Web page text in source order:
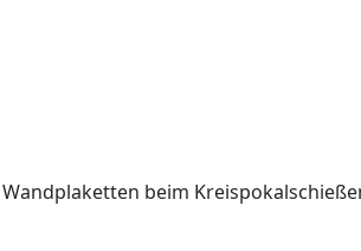
beim